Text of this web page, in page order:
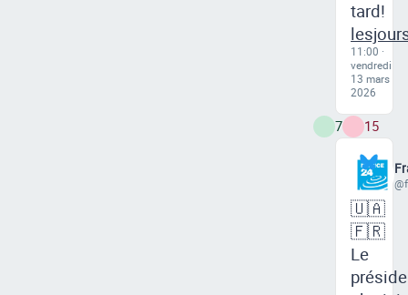
11:00 ·
vendredi
13 mars
2026
7 15
🇺🇦
🇫🇷
Le